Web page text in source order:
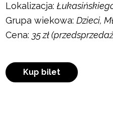
Lokalizacja:
Grupa wiekowa:Dzieci,
Cena: 35 zł (przedsprzedaż
Kup bilet